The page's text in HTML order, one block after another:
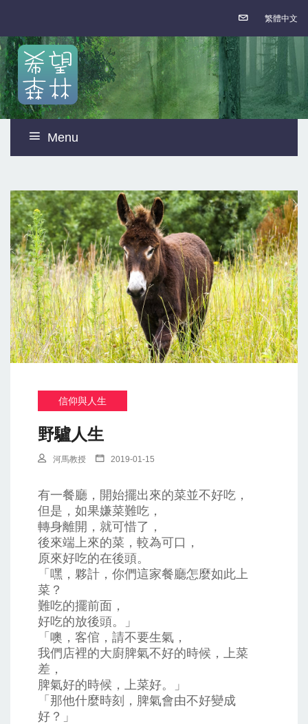
繁體中文
Menu
信仰與人生
野驢人生
河馬教授 2019-01-15
有一餐廳，開始擺出來的菜並不好吃，
但是，如果嫌菜難吃，
轉身離開，就可惜了，
後來端上來的菜，較為可口，
原來好吃的在後頭。
「嘿，夥計，你們這家餐廳怎麼如此上
菜？
難吃的擺前面，
好吃的放後頭。」
「噢，客倌，請不要生氣，
我們店裡的大廚脾氣不好的時候，上菜
差，
脾氣好的時候，上菜好。」
「那他什麼時刻，脾氣會由不好變成
好？」